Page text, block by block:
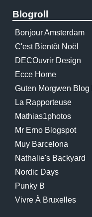
Blogroll
Bonjour Amsterdam
C'est Bientôt Noël
DECOuvrir Design
Ecce Home
Guten Morgwen
La Rapporteuse
Mathias1photos
Mr Erno Blogspot
Muy Barcelona
Nathalie's Backyard
Nordic Days
Punky B
Vivre À Bruxelles